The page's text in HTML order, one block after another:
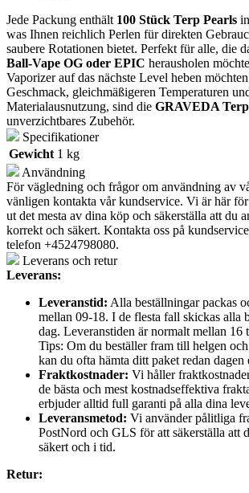
Jede Packung enthält 100 Stück Terp Pearls
was Ihnen reichlich Perlen für direkten
saubere Rotationen bietet. Perfekt für alle, die
Ball-Vape OG oder EPIC herausholen
Vaporizer auf das nächste Level heben
Geschmack, gleichmäßigeren Temperaturen
Materialausnutzung, sind die GRAVEDA
unverzichtbares Zubehör.
Specifikationer
Gewicht 1 kg
Användning
För vägledning och frågor om användning av
vänligen kontakta vår kundservice. Vi är här
ut det mesta av dina köp och säkerställa att du
korrekt och säkert. Kontakta oss på
telefon +4524798080.
Leverans och retur
Leverans:
Leveranstid: Alla beställningar packas
mellan 09-18. I de flesta fall skickas alla
dag. Leveranstiden är normalt mellan 16
Tips: Om du beställer fram till helgen
kan du ofta hämta ditt paket redan
Fraktkostnader: Vi håller
de bästa och mest kostnadseffektiva
erbjuder alltid full garanti på alla dina
Leveransmetod: Vi använder pålitliga
PostNord och GLS för att säkerställa att
säkert och i tid.
Retur: